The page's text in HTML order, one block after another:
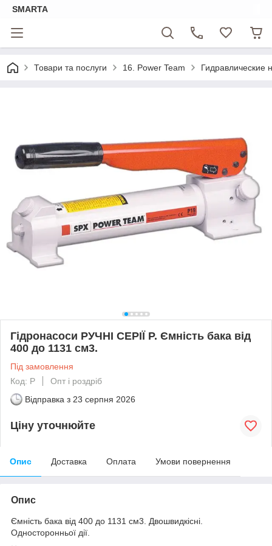
SMARTA
Товари та послуги 16. Power Team Гидравлические
Гідронасоси РУЧНІ СЕРІЇ P. Ємність бака від
400 до 1131 см3.
Під замовлення
Код: P
Опт і роздріб
Відправка з 23 серпня 2026
Ціну уточнюйте
Опис Доставка Оплата Умови повернення
Опис
Ємність бака від 400 до 1131 см3. Двошвидкісні.
Односторонньої дії.